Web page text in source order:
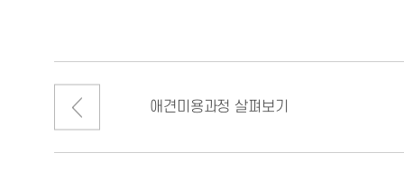
애견미용과정 살펴보기